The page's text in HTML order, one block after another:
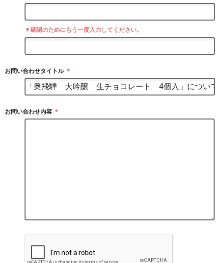
▼確認のためにもう一度入力してください。
お問い合わせタイトル ＊
お問い合わせ内容 ＊